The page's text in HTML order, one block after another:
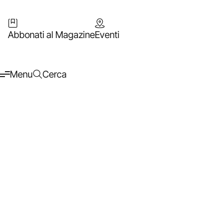
Abbonati al MagazineEventi
Menu Cerca